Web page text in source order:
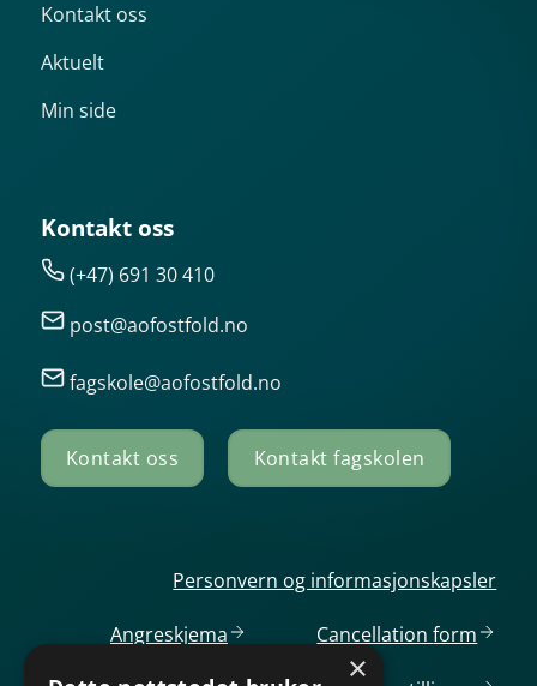
Kontakt oss
Aktuelt
Min side
Kontakt oss
(+47) 691 30 410
post@aofostfold.no
fagskole@aofostfold.no
Kontakt oss Kontakt fagskolen
Personvern og informasjonskapsler
Angreskjema Cancellationform
×